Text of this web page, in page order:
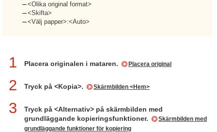
<Olika original format>
<Skifta>
<Välj papper>:<Auto>
1 Placera originalen i mataren. Placera original
2 Tryck på <Kopia>. Skärmbilden <Hem>
3
Tryck på <Alternativ> på skärmbilden med
grundläggande kopieringsfunktioner.
Skärmbilden med
grundläggande funktioner för kopiering